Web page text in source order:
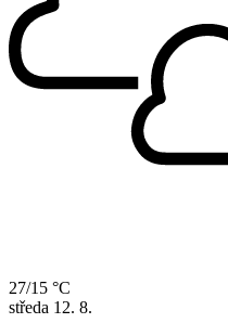
27/15 °C
středa 12. 8.